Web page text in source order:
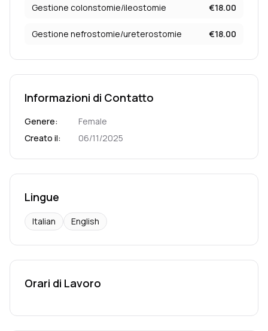
Gestione colonstomie/ileostomie €18.00
Gestione nefrostomie/ureterostomie €18.00
Informazioni di Contatto
Genere:
Female
Creato il: 06/11/2025
Lingue
Italian English
Orari di Lavoro